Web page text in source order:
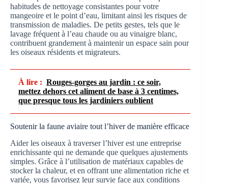
habitudes de nettoyage consistantes pour votre
mangeoire et le point d’eau, limitant ainsi les risques de
transmission de maladies. De petits gestes, tels que le
lavage fréquent à l’eau chaude ou au vinaigre blanc,
contribuent grandement à maintenir un espace sain pour
les oiseaux résidents et migrateurs.
À lire : Rouges-gorges au jardin : ce soir,
mettez dehors cet aliment de base à 3 centimes,
que presque tous les jardiniers oublient
Soutenir la faune aviaire tout l’hiver de manière efficace
Aider les oiseaux à traverser l’hiver est une entreprise
enrichissante qui ne demande que quelques ajustements
simples. Grâce à l’utilisation de matériaux capables de
stocker la chaleur, et en offrant une alimentation riche et
variée, vous favorisez leur survie face aux conditions